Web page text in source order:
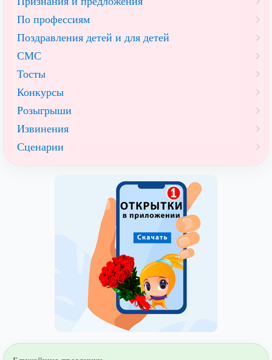
По профессиям
Поздравления детей и для детей
СМС
Тосты
Конкурсы
Розыгрыши
Извинения
Сценарии